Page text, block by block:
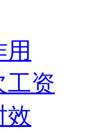
工资
效